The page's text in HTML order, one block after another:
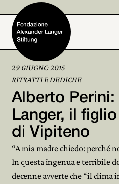
Home
Fondazione
Attività e progetti
Alexander Langer
Archivio
29 GIUGNO 2015
RITRATTI E DEDICHE
Alberto Perini:
Langer, il
di Vipiteno
“A mia madre chiedo: perché
In questa ingenua e terribile
decenne avverte che “il clima